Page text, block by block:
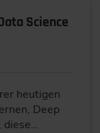
Science
heutigen
Deep
diese…